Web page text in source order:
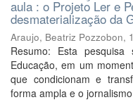
aula : o Projeto Ler e
desmaterialização da
Araujo, Beatriz Pozzobon,
Resumo: Esta
Educação, em um
que condicionam e
forma ampla e o